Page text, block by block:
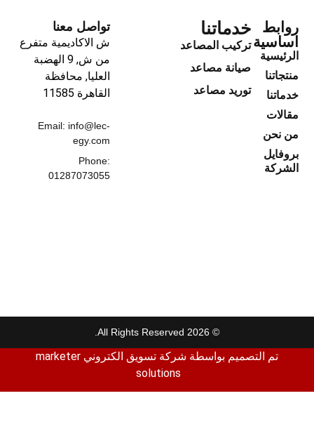
تواصل معنا
ش الاكاديمية متفرع
من ش, 9 الهضبة
العليا, محافظة
القاهرة‬ 11585
Email: info@lec-
egy.com
Phone:
01287073055
خدماتنا
تركيب المصاعد
صيانة مصاعد
توريد مصاعد
روابط
اساسية
الرئيسية
منتجاتنا
خدماتنا
مقالات
من نحن
بروفايل
الشركة
© 2026 All Rights Reserved.
تم التصميم بواسطة شركة تسويق الكتروني marketer
solutions